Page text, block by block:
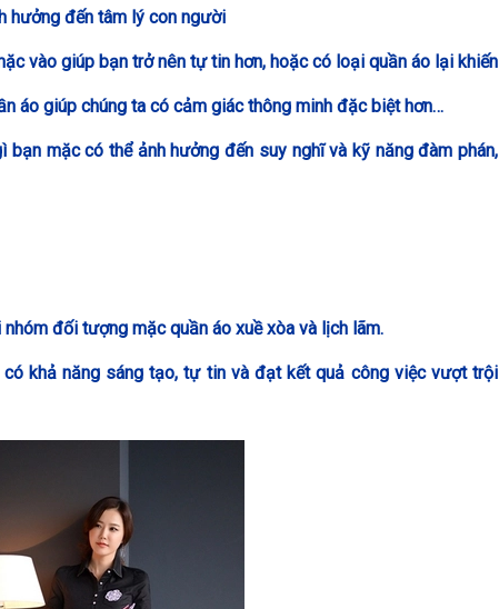
hưởng đến tâm lý con người
vào giúp bạn trở nên tự tin hơn, hoặc có loại quần áo lại khiến
áo giúp chúng ta có cảm giác thông minh đặc biệt hơn…
bạn mặc có thể ảnh hưởng đến suy nghĩ và kỹ năng đàm phán,
đối tượng mặc quần áo xuề xòa và lịch lãm.
khả năng sáng tạo, tự tin và đạt kết quả công việc vượt trội